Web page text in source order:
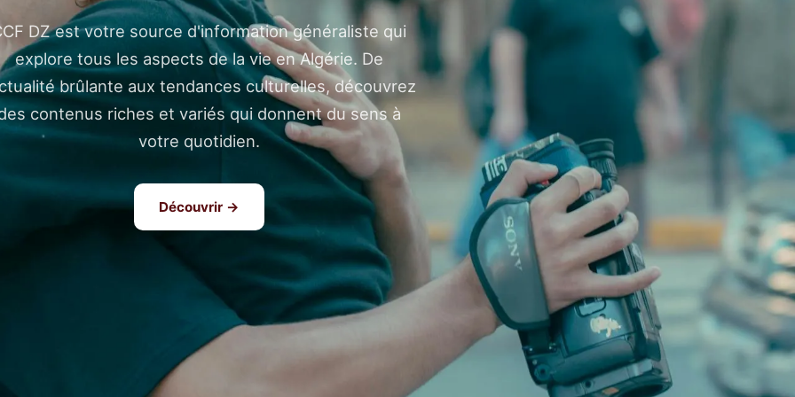
DZ est votre source d'information généraliste qui
explore tous les aspects de la vie en Algérie. De
brûlante aux tendances culturelles, découvrez
contenus riches et variés qui donnent du sens à
votre quotidien.
Découvrir →